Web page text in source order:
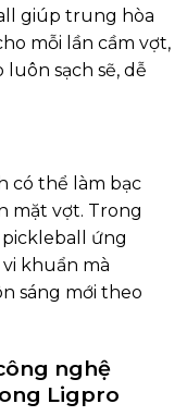
giúp trung hòa
mỗi lần cầm vợt,
sạch sẽ, dễ
có thể làm bạc
mặt vợt. Trong
ứng
khuẩn mà
sáng mới theo
nghệ
Ligpro